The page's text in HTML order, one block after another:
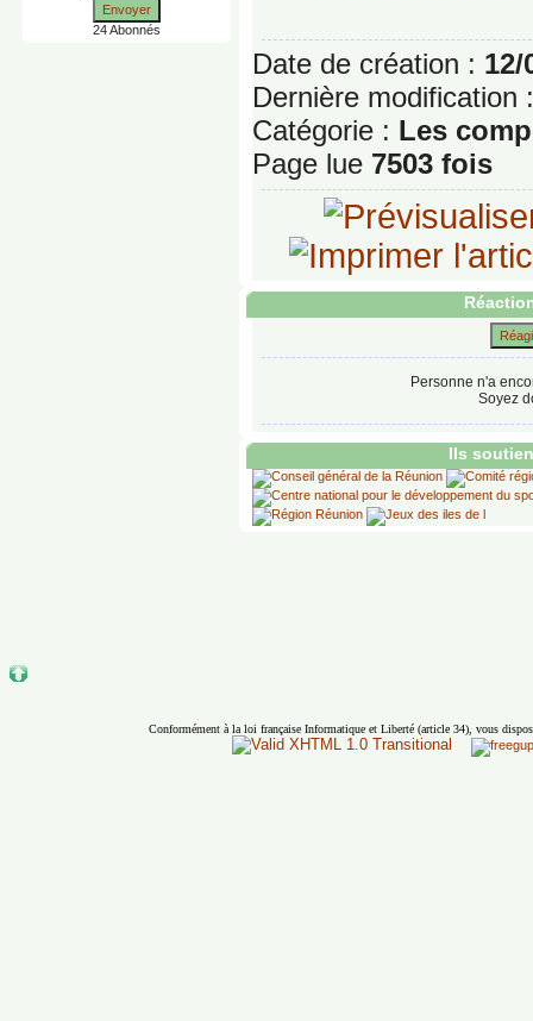
Envoyer
24 Abonnés
Date de création : 12/
Dernière modification
Catégorie : Les
Page lue 7503 fois
Personne n'a
Soyez
Ils
Conformément à la loi française Informatique et Liberté (article 34), vous